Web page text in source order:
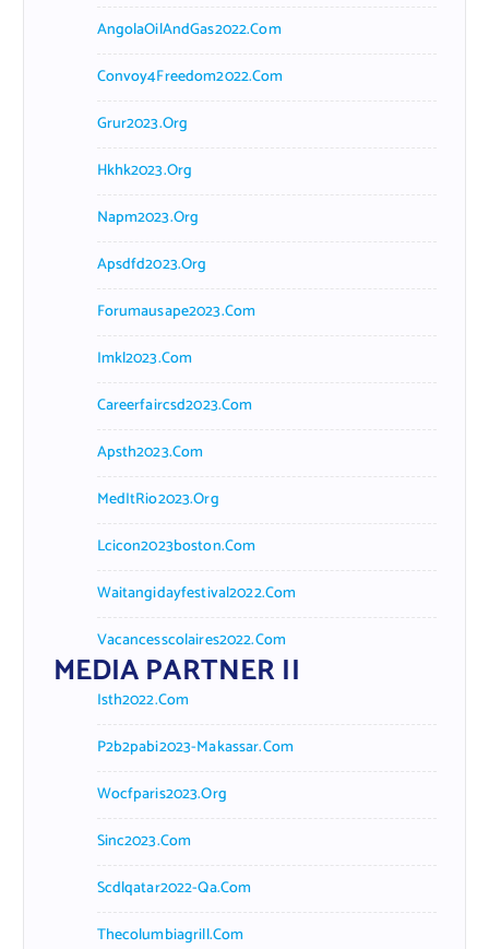
AngolaOilAndGas2022.com
Convoy4Freedom2022.com
Grur2023.org
Hkhk2023.org
Napm2023.org
Apsdfd2023.org
Forumausape2023.com
Imkl2023.com
Careerfaircsd2023.com
Apsth2023.com
MedItRio2023.org
Lcicon2023boston.com
Waitangidayfestival2022.com
Vacancesscolaires2022.com
MEDIA PARTNER II
Isth2022.com
P2b2pabi2023-Makassar.com
Wocfparis2023.org
Sinc2023.com
Scdlqatar2022-Qa.com
Thecolumbiagrill.com